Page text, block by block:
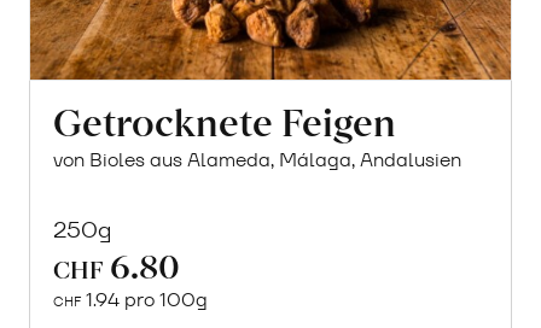
Getrocknete Feigen
von Bioles aus Alameda, Málaga, Andalusien
250g
CHF 6.80
CHF 1.94 pro 100g